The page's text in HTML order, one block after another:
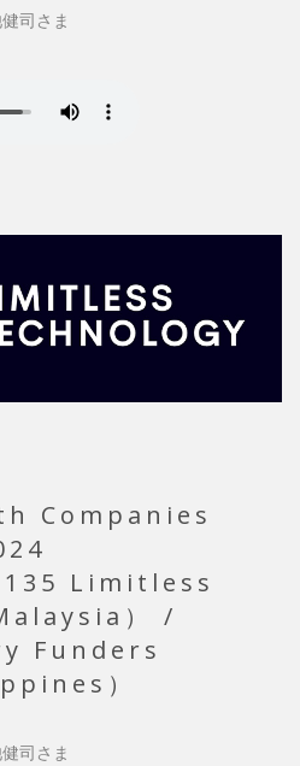
司さま
Companies
Limitless
） /
Funders
）
司さま